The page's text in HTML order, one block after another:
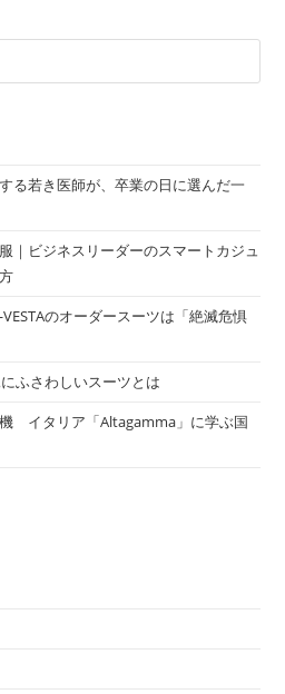
る若き医師が、卒業の日に選んだ一
｜ビジネスリーダーのスマートカジュ
のオーダースーツは「絶滅危惧
ふさわしいスーツとは
イタリア「Altagamma」に学ぶ国